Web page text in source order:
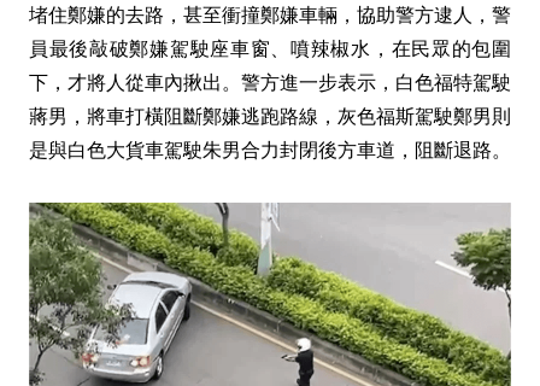
堵住鄭嫌的去路，甚至衝撞鄭嫌車輛，協助警方逮人，警
員最後敲破鄭嫌駕駛座車窗、噴辣椒水，在民眾的包圍
下，才將人從車內揪出。警方進一步表示，白色福特駕駛
蔣男，將車打橫阻斷鄭嫌逃跑路線，灰色福斯駕駛鄭男則
是與白色大貨車駕駛朱男合力封閉後方車道，阻斷退路。